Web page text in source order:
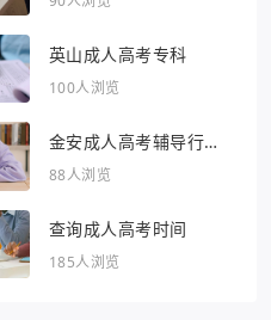
英山成人高考专科
100人浏览
金安成人高考辅导行业
的文章
88人浏览
查询成人高考时间
185人浏览